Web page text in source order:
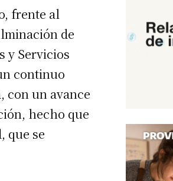
frente al
de
y Servicios
continuo
con un avance
hecho que
que se